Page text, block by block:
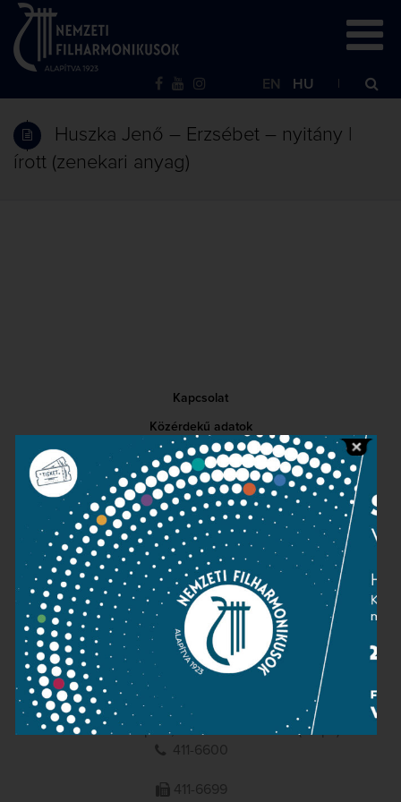
EN HU
Huszka Jenő – Erzsébet – nyitány |
írott (zenekari anyag)
Kapcsolat
Közérdekű adatok
Sajtószoba
Adatvédelem
Impresszum
NEMZETI
FILHARMONIKUSOK
1095 Budapest, Komor Marcell u. 1. (Müpa)
411-6600
411-6699